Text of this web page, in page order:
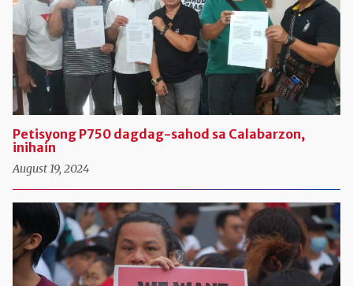
Petisyong P750 dagdag-sahod sa Calabarzon,
inihain
August 19, 2024